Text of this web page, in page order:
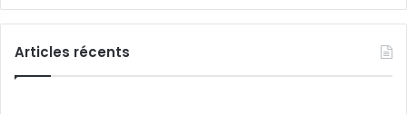
Articles récents